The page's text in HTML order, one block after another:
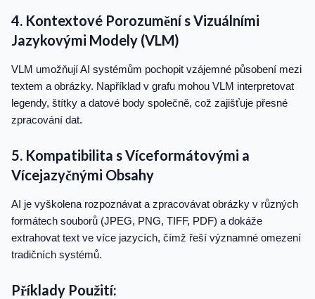
4. Kontextové Porozumění s Vizuálními
Jazykovými Modely (VLM)
VLM umožňují AI systémům pochopit vzájemné působení mezi
textem a obrázky. Například v grafu mohou VLM interpretovat
legendy, štítky a datové body společně, což zajišťuje přesné
zpracování dat.
5. Kompatibilita s Víceformátovými a
Vícejazyčnými Obsahy
AI je vyškolena rozpoznávat a zpracovávat obrázky v různých
formátech souborů (JPEG, PNG, TIFF, PDF) a dokáže
extrahovat text ve více jazycích, čímž řeší významné omezení
tradičních systémů.
Příklady Použití: